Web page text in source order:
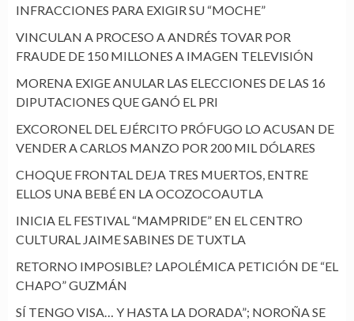
INFRACCIONES PARA EXIGIR SU “MOCHE”
VINCULAN A PROCESO A ANDRÉS TOVAR POR
FRAUDE DE 150 MILLONES A IMAGEN TELEVISIÓN
MORENA EXIGE ANULAR LAS ELECCIONES DE LAS 16
DIPUTACIONES QUE GANÓ EL PRI
EXCORONEL DEL EJÉRCITO PRÓFUGO LO ACUSAN DE
VENDER A CARLOS MANZO POR 200 MIL DÓLARES
CHOQUE FRONTAL DEJA TRES MUERTOS, ENTRE
ELLOS UNA BEBÉ EN LA OCOZOCOAUTLA
INICIA EL FESTIVAL “MAMPRIDE” EN EL CENTRO
CULTURAL JAIME SABINES DE TUXTLA
RETORNO IMPOSIBLE? LAPOLÉMICA PETICIÓN DE “EL
CHAPO” GUZMÁN
SÍ TENGO VISA… Y HASTA LA DORADA”; NOROÑA SE